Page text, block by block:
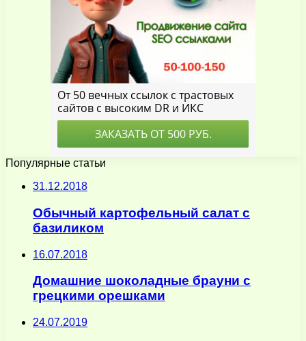
Популярные статьи
31.12.2018
Обычный картофельный салат с
базиликом
16.07.2018
Домашние шоколадные брауни с
грецкими орешками
24.07.2019